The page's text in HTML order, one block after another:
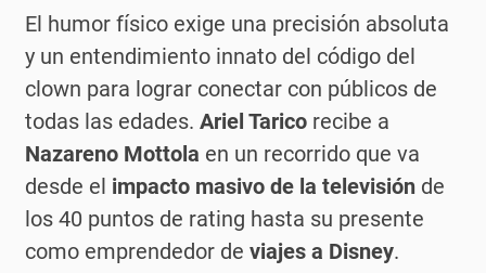
El humor físico exige una precisión absoluta
y un entendimiento innato del código del
clown para lograr conectar con públicos de
todas las edades. Ariel Tarico recibe a
Nazareno Mottola en un recorrido que va
desde el impacto masivo de la televisión de
los 40 puntos de rating hasta su presente
como emprendedor de viajes a Disney.